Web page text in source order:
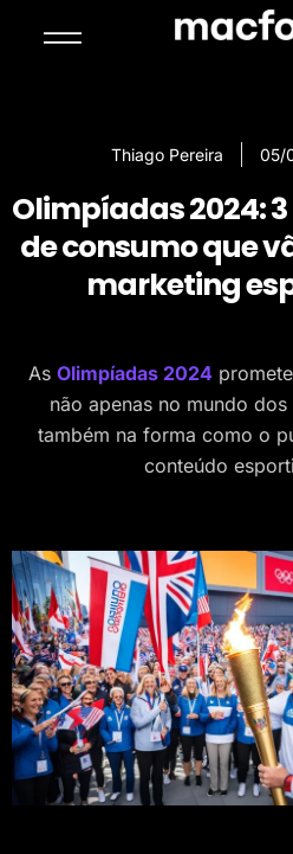
Thiago Pereira 05/
Olimpíadas 2024:
de consumo que
marketing
As Olimpíadas 2024
não apenas no mundo
também na forma como o
conteúdo